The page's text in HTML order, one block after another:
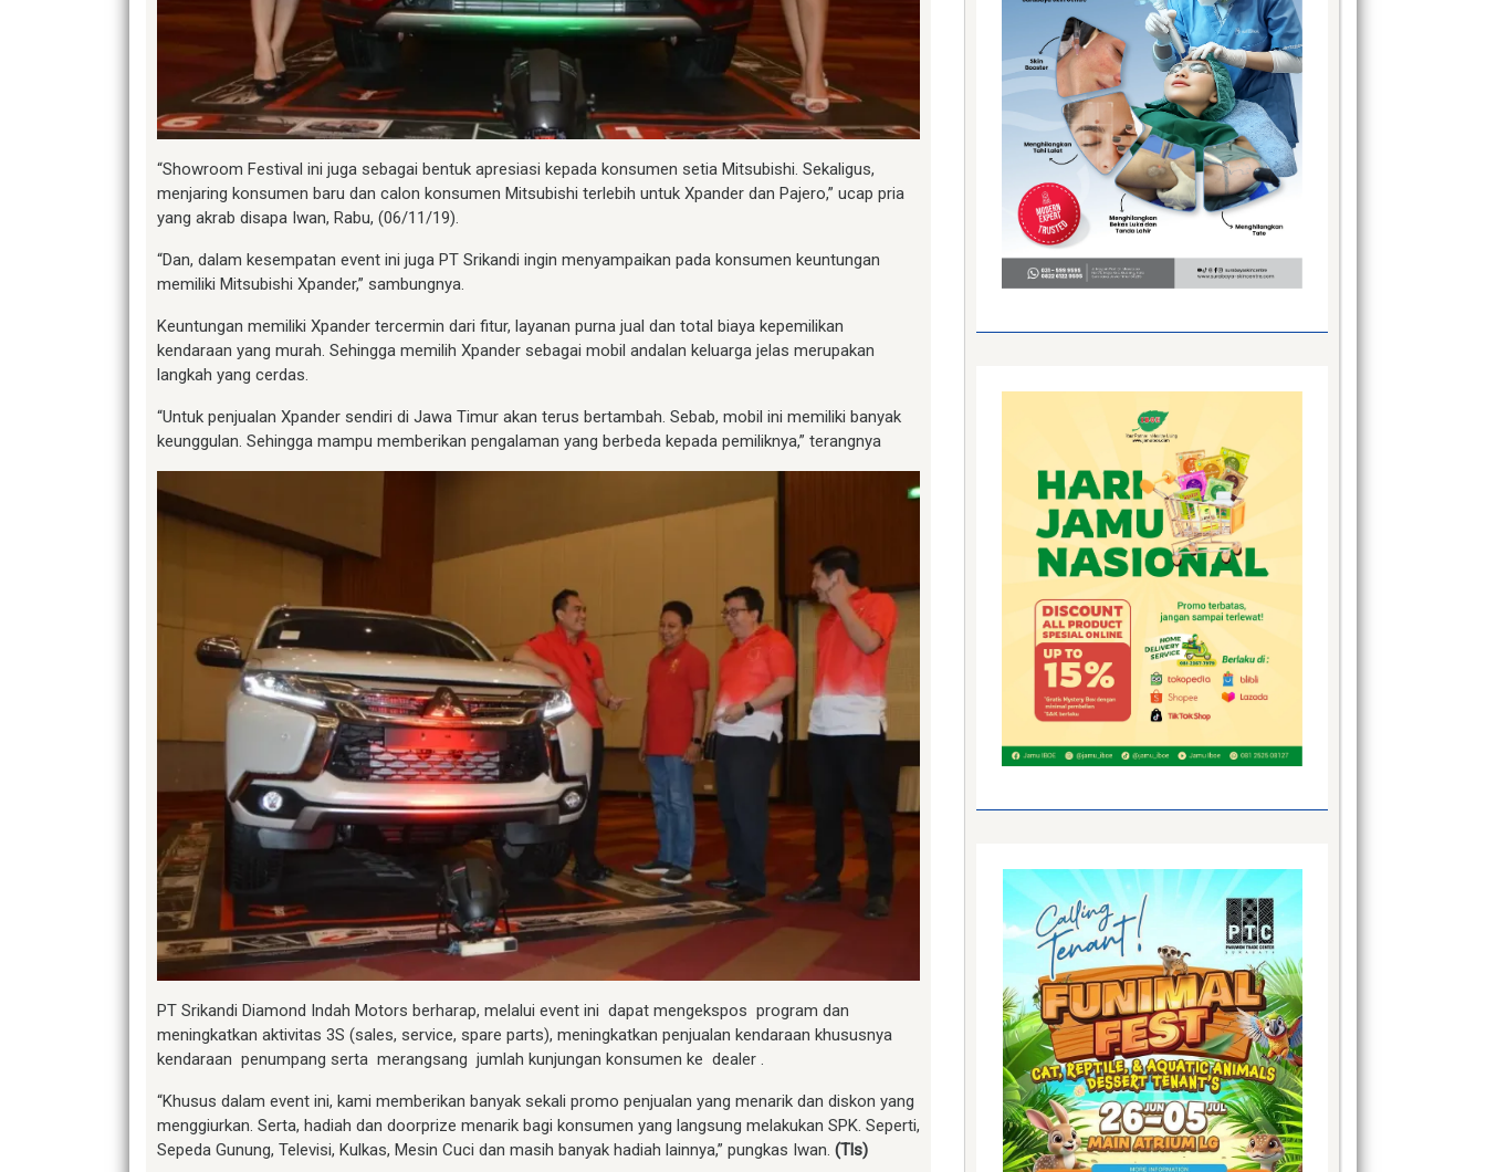
“Showroom Festival ini juga sebagai bentuk apresiasi kepada konsumen setia Mitsubishi. Sekaligus,
menjaring konsumen baru dan calon konsumen Mitsubishi terlebih untuk Xpander dan Pajero,” ucap pria
yang akrab disapa Iwan, Rabu, (06/11/19).
“Dan, dalam kesempatan event ini juga PT Srikandi ingin menyampaikan pada konsumen keuntungan
memiliki Mitsubishi Xpander,” sambungnya.
Keuntungan memiliki Xpander tercermin dari fitur, layanan purna jual dan total biaya kepemilikan
kendaraan yang murah. Sehingga memilih Xpander sebagai mobil andalan keluarga jelas merupakan
langkah yang cerdas.
“Untuk penjualan Xpander sendiri di Jawa Timur akan terus bertambah. Sebab, mobil ini memiliki banyak
keunggulan. Sehingga mampu memberikan pengalaman yang berbeda kepada pemiliknya,” terangnya
PT Srikandi Diamond Indah Motors berharap, melalui event ini dapat mengekspos program dan
meningkatkan aktivitas 3S (sales, service, spare parts), meningkatkan penjualan kendaraan khususnya
kendaraan penumpang serta merangsang jumlah kunjungan konsumen ke dealer .
“Khusus dalam event ini, kami memberikan banyak sekali promo penjualan yang menarik dan diskon yang
menggiurkan. Serta, hadiah dan doorprize menarik bagi konsumen yang langsung melakukan SPK. Seperti,
Sepeda Gunung, Televisi, Kulkas, Mesin Cuci dan masih banyak hadiah lainnya,” pungkas Iwan. (Tls)